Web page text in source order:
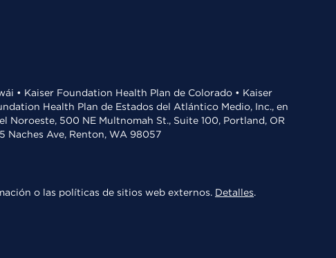
• Kaiser Foundation Health Plan de Colorado • Kaiser
Health Plan de Estados del Atlántico Medio, Inc., en
Noroeste, 500 NE Multnomah St., Suite 100, Portland, OR
Naches Ave, Renton, WA 98057
o las políticas de sitios web externos. Detalles.